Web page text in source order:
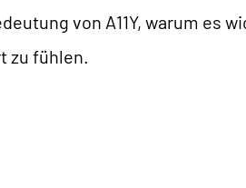
Templates
von A11Y, warum es
zu fühlen.